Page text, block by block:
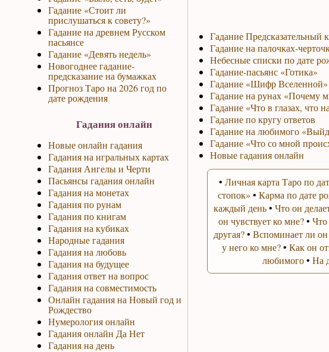
Гадание «Стоит ли
прислушаться к совету?»
Гадание на древнем Русском
пасьянсе
Гадание «Девять недель»
Новогоднее гадание-
предсказание на бумажках
Прогноз Таро на 2026 год по
дате рождения
Гадания онлайн
Новые онлайн гадания
Гадания на игральных картах
Гадания Ангелы и Черти
Пасьянсы гадания онлайн
Гадания на монетах
Гадания по рунам
Гадания по книгам
Гадания на кубиках
Народные гадания
Гадания на любовь
Гадания на будущее
Гадания ответ на вопрос
Гадания на совместимость
Онлайн гадания на Новый год и
Рождество
Нумерология онлайн
Гадания онлайн Да Нет
Гадания на день
Гадание Предсказательный
Гадание на палочках-
Небесные списки по дате
Гадание-пасьянс «Готика»
Гадание «Шифр Вселенной»
Гадание на рунах «Почему
Гадание «Что в глазах, что
Гадание по кругу ответов
Гадание на любимого
Гадание «Что со мной
Новые гадания онлайн
• Личная карта Таро по
стопок» • Карма по дате
каждый день• Что он
он чувствует ко мне?• Что
другая?• Вспоминает ли
у него ко мне?• Как он
любимого• На